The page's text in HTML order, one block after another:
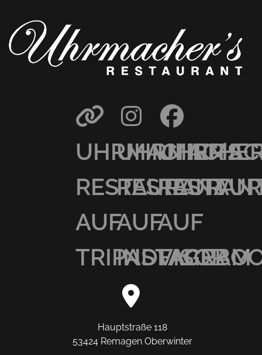
UHRMACHER’S
RESTAURANT
AUF
TRIPADVISOR
AUF
INSTAGRAM
AUF
Hauptstraße 118
53424 Remagen Oberwinter